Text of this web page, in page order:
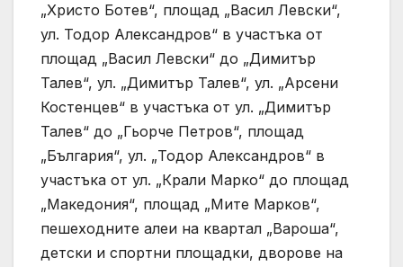
„Христо Ботев“, площад „Васил Левски“,
ул. Тодор Александров“ в участъка от
площад „Васил Левски“ до „Димитър
Талев“, ул. „Димитър Талев“, ул. „Арсени
Костенцев“ в участъка от ул. „Димитър
Талев“ до „Гьорче Петров“, площад
„България“, ул. „Тодор Александров“ в
участъка от ул. „Крали Марко“ до площад
„Македония“, площад „Мите Марков“,
пешеходните алеи на квартал „Вароша“,
детски и спортни площадки, дворове на